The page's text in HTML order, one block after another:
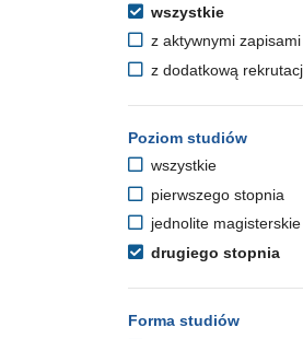
wszystkie
z aktywnymi zapisami
z dodatkową
Poziom studiów
wszystkie
pierwszego stopnia
jednolite magisterskie
drugiego stopnia
Forma studiów